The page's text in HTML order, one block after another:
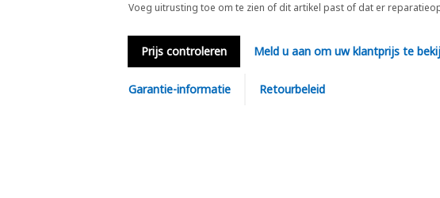
Voeg uitrusting toe om te zien of dit artikel past of dat er
Prijs controleren Meld u aan om uw klantprijs te
Garantie-informatie Retourbeleid